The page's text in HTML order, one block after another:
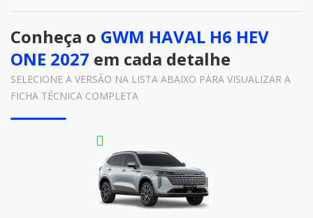
Conheça o GWM HAVAL H6 HEV
ONE 2027 em cada detalhe
SELECIONE A VERSÃO NA LISTA ABAIXO PARA VISUALIZAR A
FICHA TÉCNICA COMPLETA